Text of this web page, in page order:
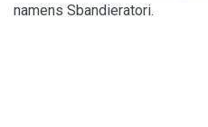
namens Sbandieratori.